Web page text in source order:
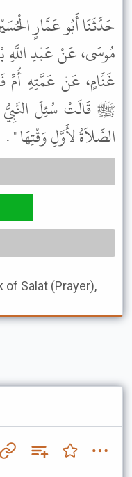
حَدَّثَنَا أَبُو عَمَّارٍ
مُوسَى، عَنْ عَبْدِ اللَّهِ
غَنَّامٍ، عَنْ عَمَّتِهِ أُمِّ
ﷺ قَالَتْ سُئِلَ
الصَّلاَةُ لأَوَّلِ وَقْتِهَا " .
of Salat (Prayer),